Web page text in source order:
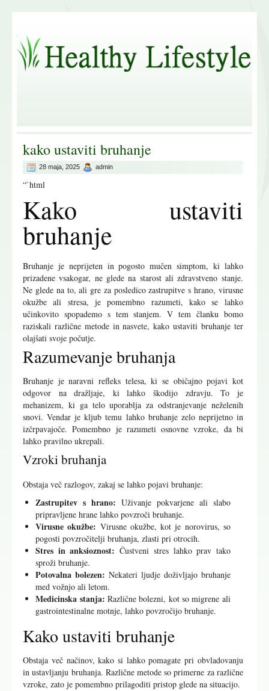
kako ustaviti bruhanje
28 maja, 2025 admin
“`html
Kako ustaviti
bruhanje
Bruhanje je neprijeten in pogosto mučen simptom, ki lahko
prizadene vsakogar, ne glede na starost ali zdravstveno stanje.
Ne glede na to, ali gre za posledico zastrupitve s hrano, virusne
okužbe ali stresa, je pomembno razumeti, kako se lahko
učinkovito spopademo s tem stanjem. V tem članku bomo
raziskali različne metode in nasvete, kako ustaviti bruhanje ter
olajšati svoje počutje.
Razumevanje bruhanja
Bruhanje je naravni refleks telesa, ki se običajno pojavi kot
odgovor na dražljaje, ki lahko škodijo zdravju. To je
mehanizem, ki ga telo uporablja za odstranjevanje neželenih
snovi. Vendar je kljub temu lahko bruhanje zelo neprijetno in
izčrpavajoče. Pomembno je razumeti osnovne vzroke, da bi
lahko pravilno ukrepali.
Vzroki bruhanja
Obstaja več razlogov, zakaj se lahko pojavi bruhanje:
Zastrupitev s hrano: Uživanje pokvarjene ali slabo
pripravljene hrane lahko povzroči bruhanje.
Virusne okužbe: Virusne okužbe, kot je norovirus, so
pogosti povzročitelji bruhanja, zlasti pri otrocih.
Stres in anksioznost: Čustveni stres lahko prav tako
sproži bruhanje.
Potovalna bolezen: Nekateri ljudje doživljajo bruhanje
med vožnjo ali letom.
Medicinska stanja: Različne bolezni, kot so migrene ali
gastrointestinalne motnje, lahko povzročijo bruhanje.
Kako ustaviti bruhanje
Obstaja več načinov, kako si lahko pomagate pri obvladovanju
in ustavljanju bruhanja. Različne metode so primerne za različne
vzroke, zato je pomembno prilagoditi pristop glede na situacijo.